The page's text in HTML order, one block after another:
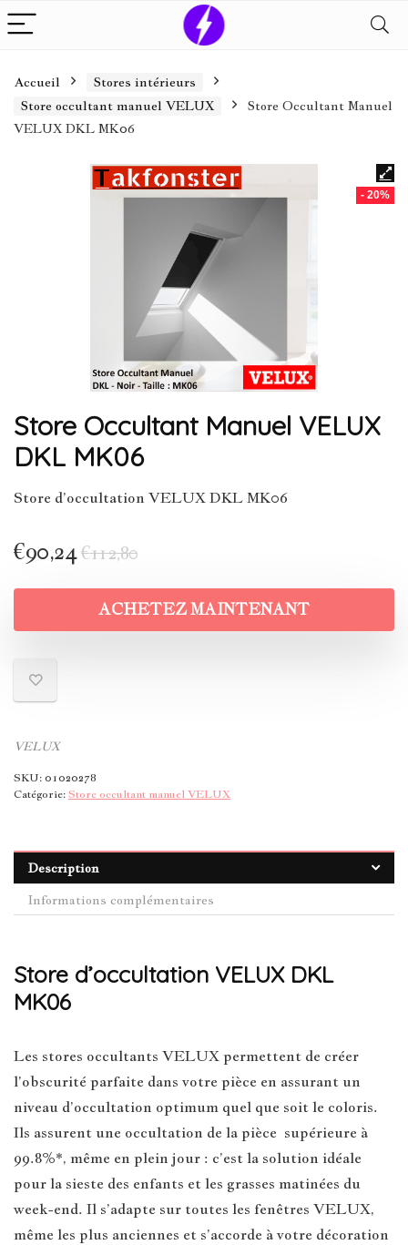
Accueil
Stores intérieurs
Store occultant manuel VELUX
Store Occultant Manuel
VELUX DKL MK06
- 20%
Store Occultant Manuel VELUX
DKL MK06
Store d’occultation VELUX DKL MK06
€112,80
€90,24
ACHETEZ MAINTENANT
VELUX
SKU:01020278
Catégorie:Store occultant manuel VELUX
Description
Informations complémentaires
Store d’occultation VELUX DKL
MK06
Les stores occultants VELUX permettent de créer
l’obscurité parfaite dans votre pièce en assurant un
niveau d’occultation optimum quel que soit le coloris.
Ils assurent une occultation de la pièce supérieure à
99.8%*, même en plein jour : c’est la solution idéale
pour la sieste des enfants et les grasses matinées du
week-end. Il s’adapte sur toutes les fenêtres VELUX,
même les plus anciennes et s’accorde à votre décoration